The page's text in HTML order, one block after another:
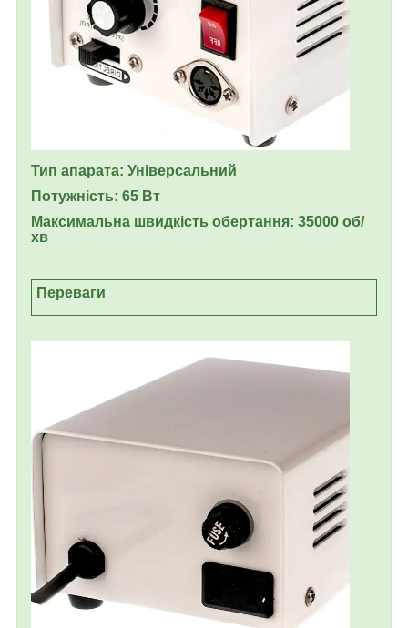
Тип апарата: Універсальний
Потужність: 65 Вт
Максимальна швидкість обертання: 35000 об/
хв
Переваги